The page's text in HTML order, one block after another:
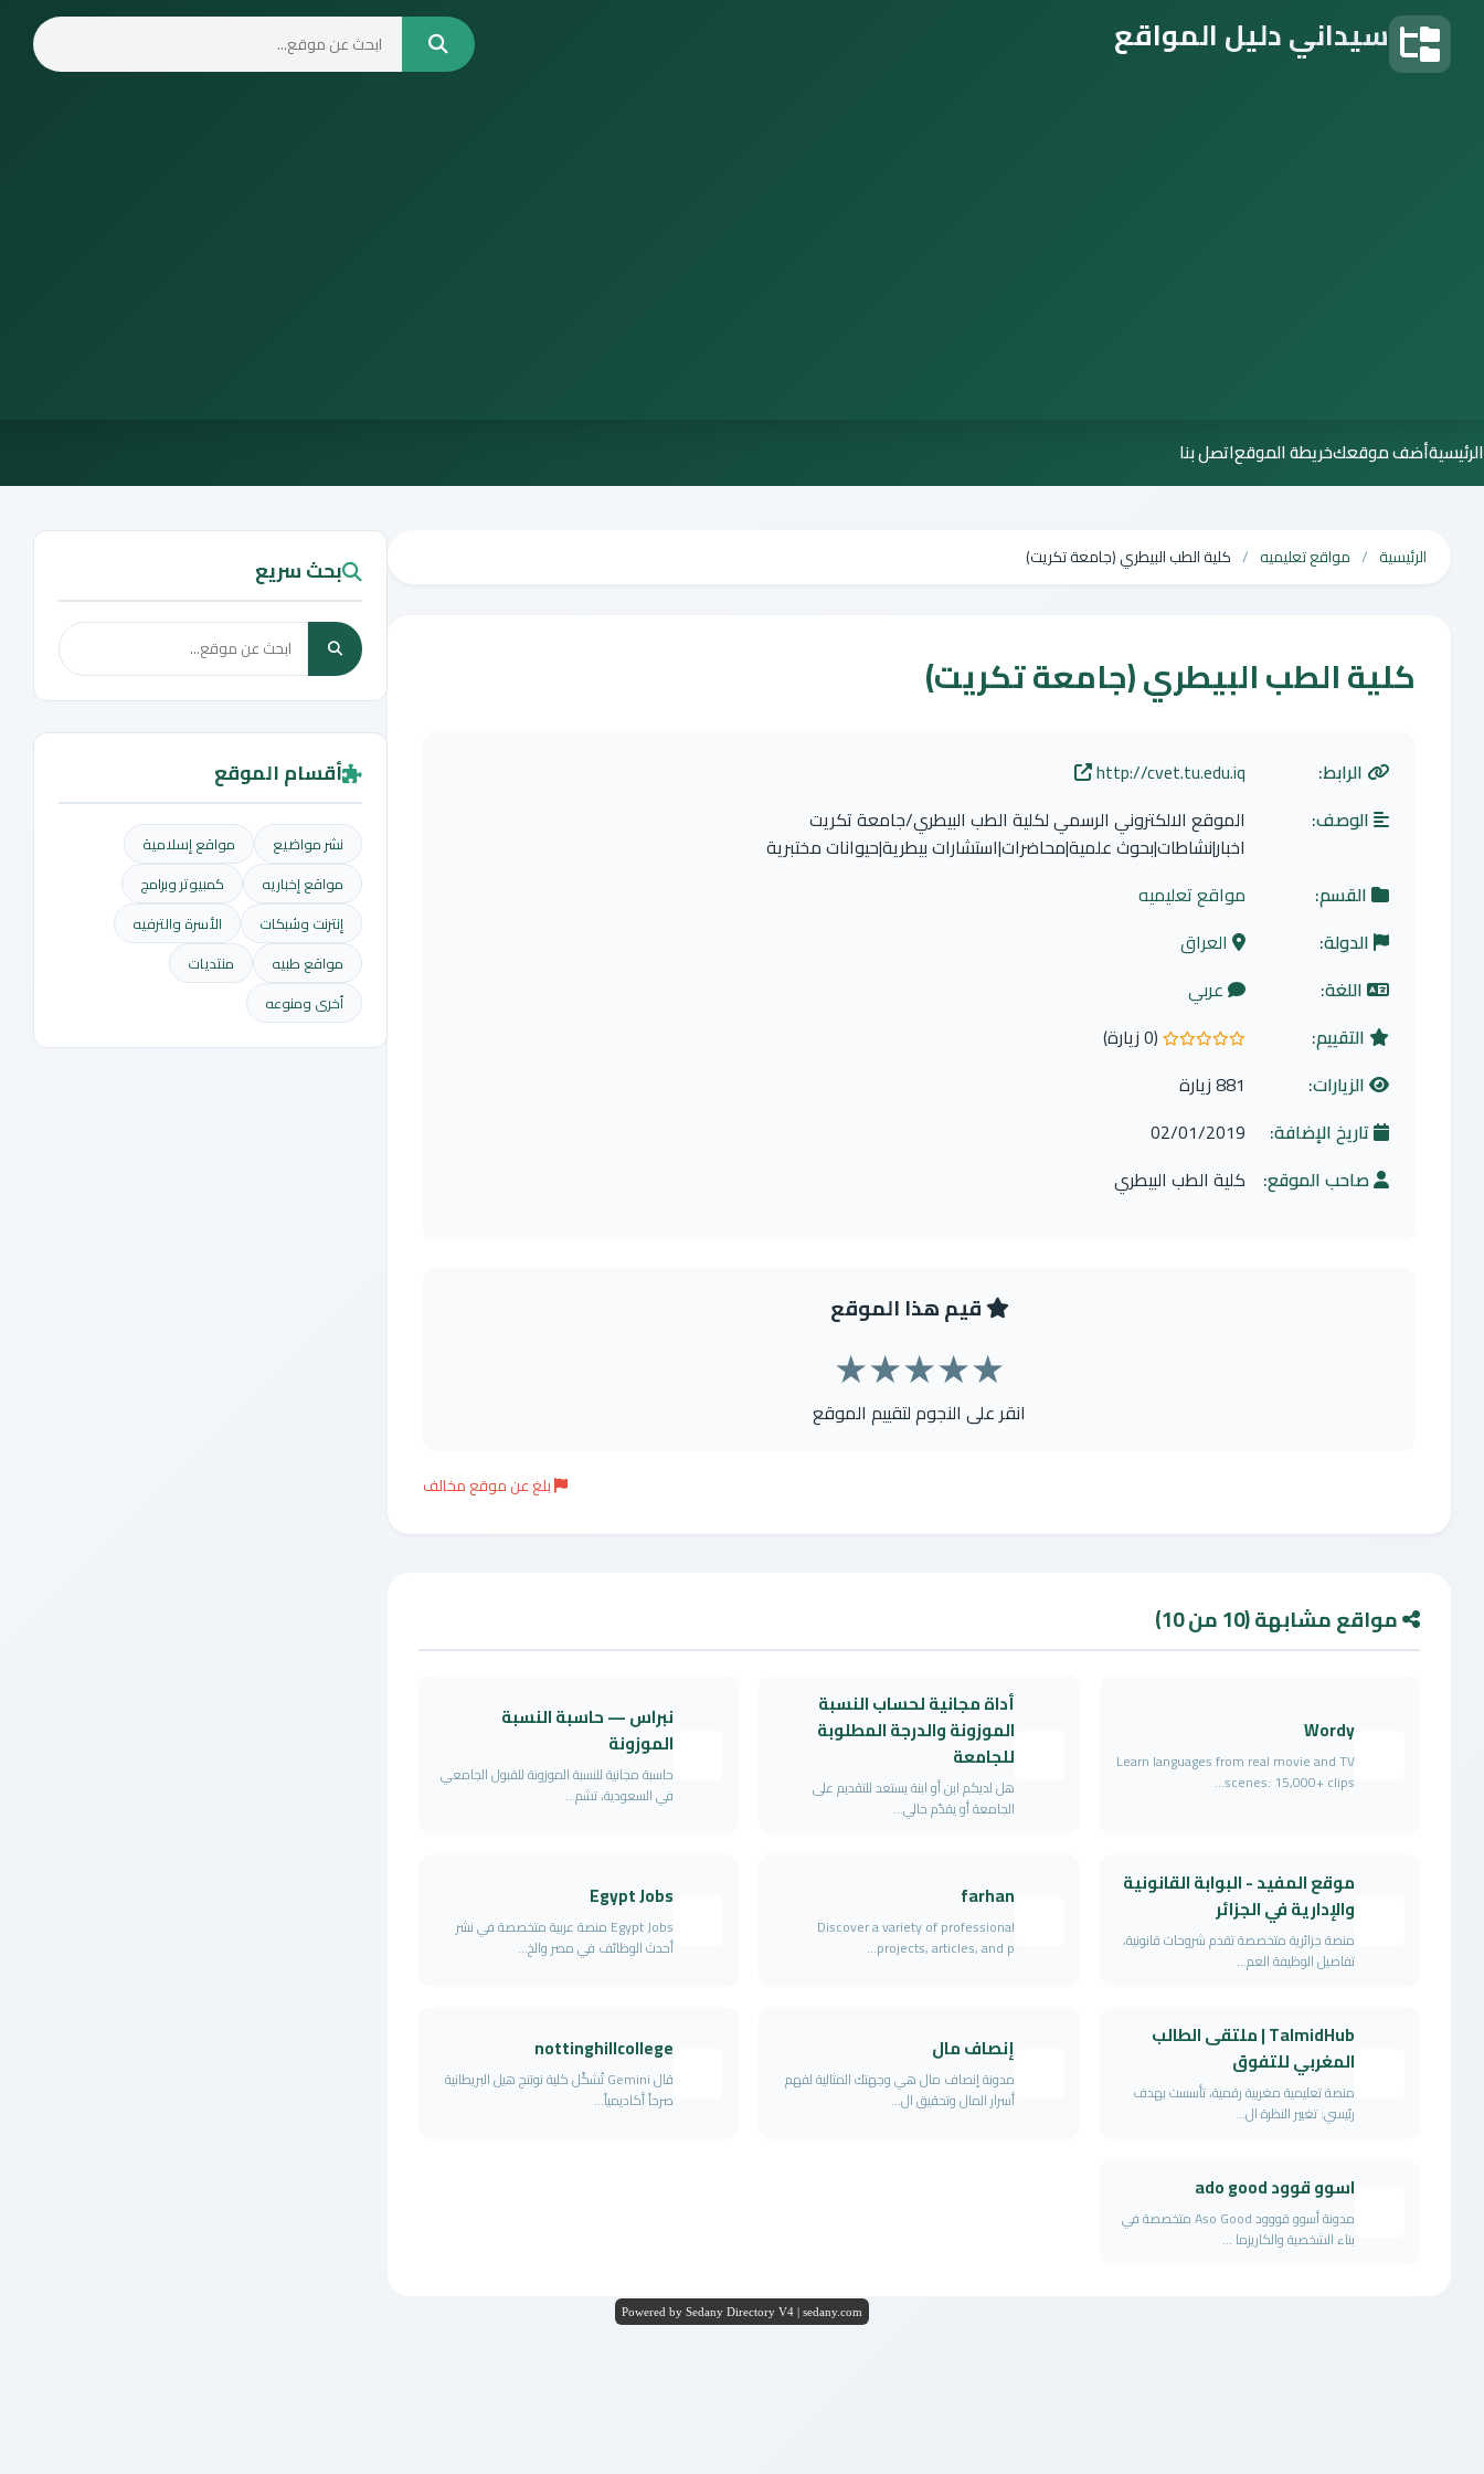
سيداني دليل المواقع
الرئيسيةأضف موقعكخريطة الموقعاتصل بنا
الرئيسية مواقع تعليميه كلية الطب البيطري (جامعة تكريت)
كلية الطب البيطري (جامعة تكريت)
الرابط:
http://cvet.tu.edu.iq
الوصف:
الموقع الالكتروني الرسمي لكلية الطب البيطري/جامعة تكريت
اخبار|نشاطات|بحوث علمية|محاضرات|استشارات بيطرية|حيوانات مختبرية
القسم:
مواقع تعليميه
الدولة:
العراق
اللغة:
عربي
التقييم:
0.0 من 5 نجوم
(0 زيارة)
الزيارات:
881 زيارة
تاريخ الإضافة:
02/01/2019
صاحب الموقع: كلية الطب البيطري
قيم هذا الموقع
★
★
★
★
★
انقر على النجوم لتقييم الموقع
بلغ عن موقع مخالف
مواقع مشابهة (10 من 10)
Wordy
Learn languages from real movie and TV
scenes: 15,000+ clips...
أداة مجانية لحساب النسبة
الموزونة والدرجة المطلوبة
للجامعة
هل لديكم ابن أو ابنة يستعد للتقديم على
الجامعة أو يقدّم حالي...
نبراس — حاسبة النسبة
الموزونة
حاسبة مجانية للنسبة الموزونة للقبول الجامعي
في السعودية، تشم...
موقع المفيد - البوابة القانونية
والإدارية في الجزائر
منصة جزائرية متخصصة تقدم شروحات قانونية،
تفاصيل الوظيفة العم...
farhan
Discover a variety of professional
projects, articles, and p...
Egypt Jobs
Egypt Jobs منصة عربية متخصصة في نشر
أحدث الوظائف في مصر والخ...
TalmidHub | ملتقى الطالب
المغربي للتفوق
منصة تعليمية مغربية رقمية، تأسست بهدف
رئيسي: تغيير النظرة ال...
إنصاف مال
مدونة إنصاف مال هي وجهتك المثالية لفهم
أسرار المال وتحقيق ال...
nottinghillcollege
قال Gemini تُشكّل كلية نوتنج هيل البريطانية
صرحاً أكاديمياً...
اسوو قوود ado good
مدونة أسوو قووود Aso Good متخصصة في
بناء الشخصية والكاريزما ...
بحث سريع
أقسام الموقع
نشر مواضيع
مواقع إسلامية
مواقع إخباريه
كمبيوتر وبرامج
إنترنت وشبكات
الأسرة والترفيه
مواقع طبيه
منتديات
أخرى ومنوعه
Powered by Sedany Directory V4 | sedany.com